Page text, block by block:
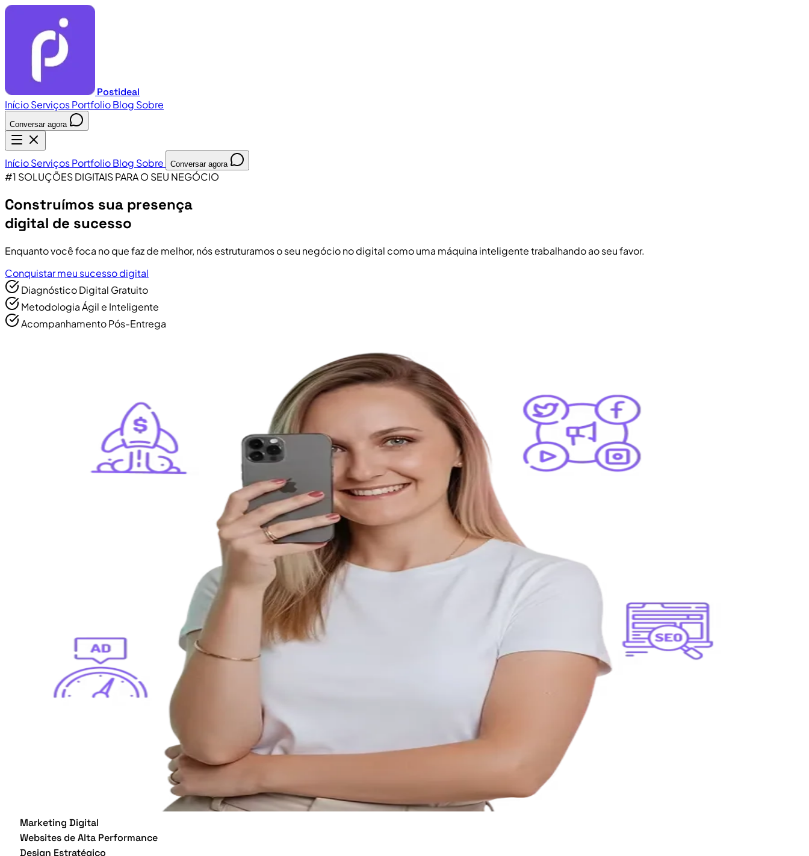
Postideal
InícioServiçosPortfolioBlog Sobre
Conversar agora
InícioServiçosPortfolioBlog Sobre Conversar agora
#1 SOLUÇÕES DIGITAIS PARA O SEU NEGÓCIO
Construímos sua presença
digital de sucesso
Enquanto você foca no que faz de melhor, nós estruturamos o seu negócio no digital como uma máquina inteligente trabalhando ao seu favor.
Conquistar meu sucesso digital
Diagnóstico Digital Gratuito
Metodologia Ágil e Inteligente
Acompanhamento Pós-Entrega
Marketing Digital
Websites de Alta Performance
Design Estratégico